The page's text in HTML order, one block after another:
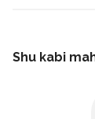
mavzusidagi
Shu kabi